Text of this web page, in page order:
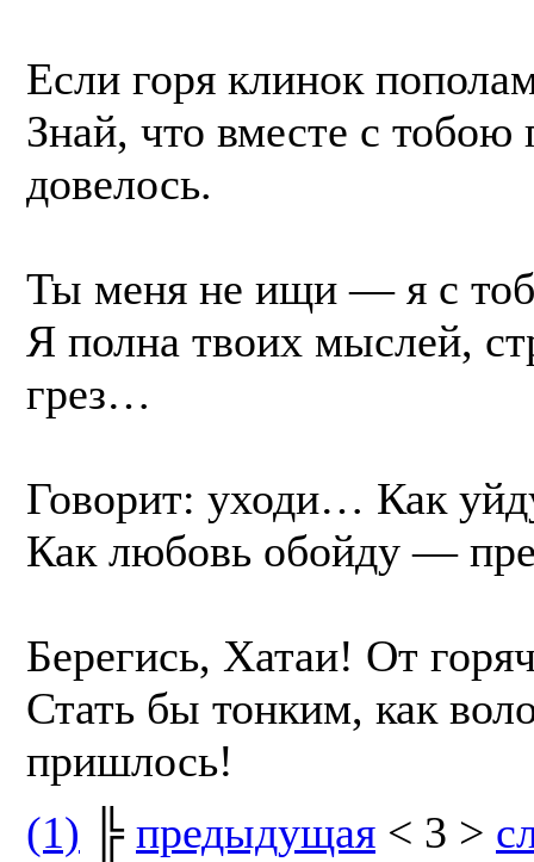
Если горя клинок
Знай, что вместе с тобою
довелось.
Ты меня не ищи — я с
Я полна твоих мыслей,
грез…
Говорит: уходи… Как
Как любовь обойду —
Берегись, Хатаи! От
Стать бы тонким, как
пришлось!
(1) ╠ предыдущая < 3 >